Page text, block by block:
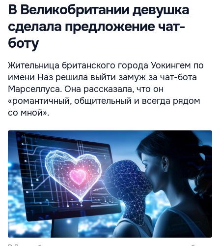
В Великобритании девушка
сделала предложение чат-
боту
Жительница британского города Уокингем по
имени Наз решила выйти замуж за чат-бота
Марселлуса. Она рассказала, что он
«романтичный, общительный и всегда рядом
со мной».